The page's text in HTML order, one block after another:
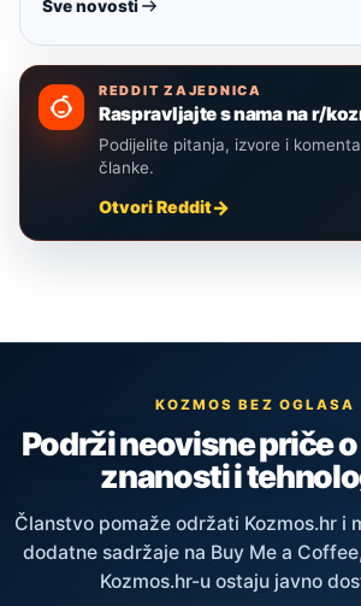
Sve novosti
REDDIT ZAJEDNICA
Raspravljajte s nama na r/
Podijelite pitanja, izvore i
članke.
Otvori Reddit
KOZMOS BEZ OGLASA
Podrži neovisne priče
znanosti i
Članstvo pomaže održati Kozmos.hr i
dodatne sadržaje na Buy Me a
Kozmos.hr-u ostaju javno